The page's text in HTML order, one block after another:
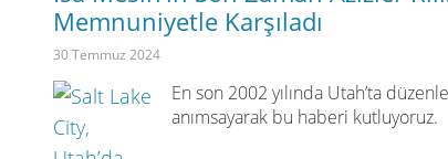
Memnuniyetle Karşıladı
30 Temmuz 2024
En son 2002 yılında Utah’ta
anımsayarak bu haberi kutluyoruz.